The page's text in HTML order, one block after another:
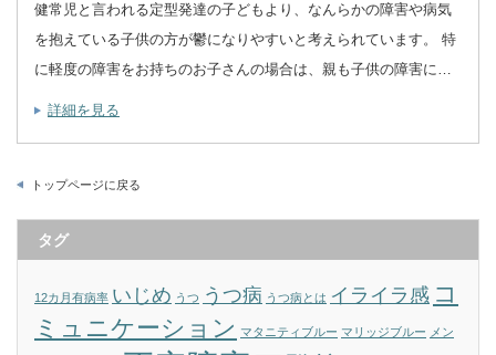
健常児と言われる定型発達の子どもより、なんらかの障害や病気
を抱えている子供の方が鬱になりやすいと考えられています。 特
に軽度の障害をお持ちのお子さんの場合は、親も子供の障害に…
詳細を見る
トップページに戻る
タグ
12カ月有病率 いじめ うつ うつ病 うつ病とは イライラ感 コ
ミュニケーション マタニティブルー マリッジブルー メン